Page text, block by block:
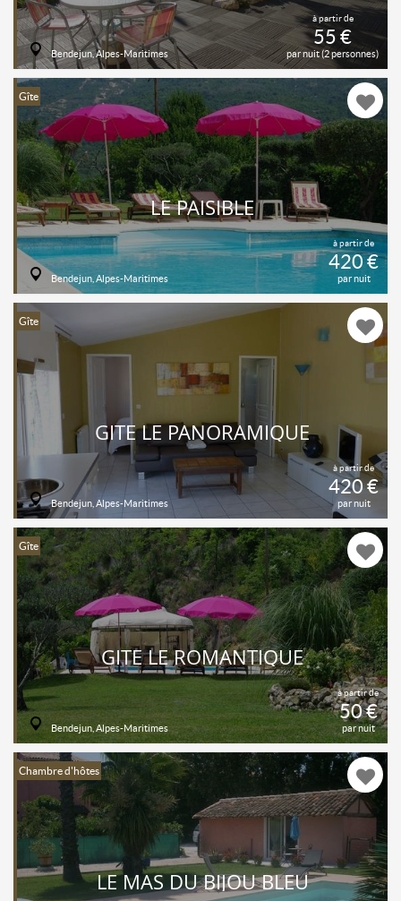
à partir de
55 €
par nuit (2 personnes)
Bendejun, Alpes-Maritimes
Gîte
à partir de
420 €
par nuit
LE PAISIBLE
Bendejun, Alpes-Maritimes
Gîte
à partir de
420 €
par nuit
GITE LE PANORAMIQUE
Bendejun, Alpes-Maritimes
Gîte
à partir de
50 €
par nuit
GITE LE ROMANTIQUE
Bendejun, Alpes-Maritimes
Chambre d'hôtes
LE MAS DU BIJOU BLEU